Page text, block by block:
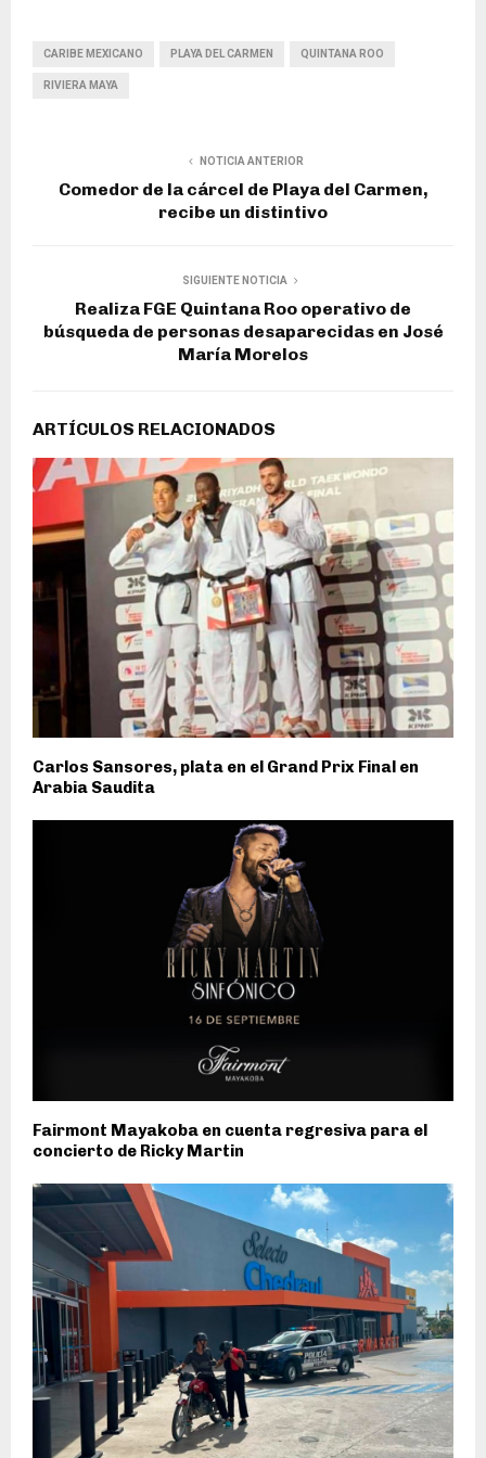
CARIBE MEXICANO PLAYA DEL CARMEN QUINTANA ROO
RIVIERA MAYA
NOTICIA ANTERIOR
Comedor de la cárcel de Playa del Carmen,
recibe un distintivo
SIGUIENTE NOTICIA
Realiza FGE Quintana Roo operativo de
búsqueda de personas desaparecidas en José
María Morelos
ARTÍCULOS RELACIONADOS
Carlos Sansores, plata en el Grand Prix Final en
Arabia Saudita
Fairmont Mayakoba en cuenta regresiva para el
concierto de Ricky Martin